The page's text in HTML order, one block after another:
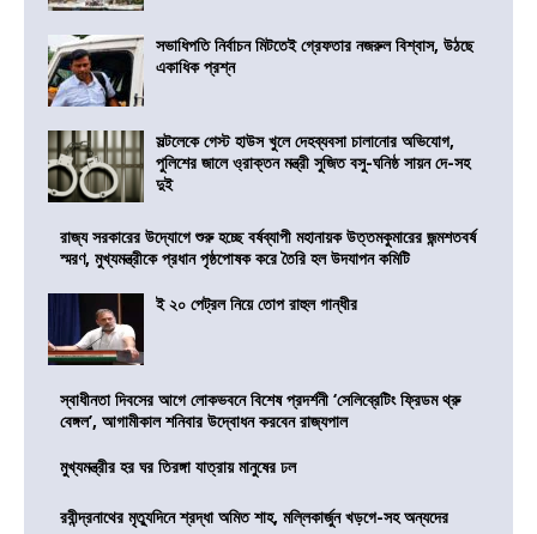
সভাধিপতি নির্বাচন মিটতেই গ্রেফতার নজরুল বিশ্বাস, উঠছে
একাধিক প্রশ্ন
সল্টলেকে গেস্ট হাউস খুলে দেহব্যবসা চালানোর অভিযোগ,
পুলিশের জালে ও্রাক্তন মন্ত্রী সুজিত বসু-ঘনিষ্ঠ সায়ন দে-সহ
দুই
রাজ্য সরকারের উদ্যোগে শুরু হচ্ছে বর্ষব্যাপী মহানায়ক উত্তমকুমারের জন্মশতবর্ষ
স্মরণ, মুখ্যমন্ত্রীকে প্রধান পৃষ্ঠপোষক করে তৈরি হল উদযাপন কমিটি
ই ২০ পেট্রল নিয়ে তোপ রাহুল গান্ধীর
স্বাধীনতা দিবসের আগে লোকভবনে বিশেষ প্রদর্শনী ‘সেলিব্রেটিং ফ্রিডম থ্রু
বেঙ্গল’, আগামীকাল শনিবার উদ্বোধন করবেন রাজ্যপাল
মুখ্যমন্ত্রীর হর ঘর তিরঙ্গা যাত্রায় মানুষের ঢল
রবীন্দ্রনাথের মৃত্যুদিনে শ্রদ্ধা অমিত শাহ, মল্লিকার্জুন খড়গে-সহ অন্যদের